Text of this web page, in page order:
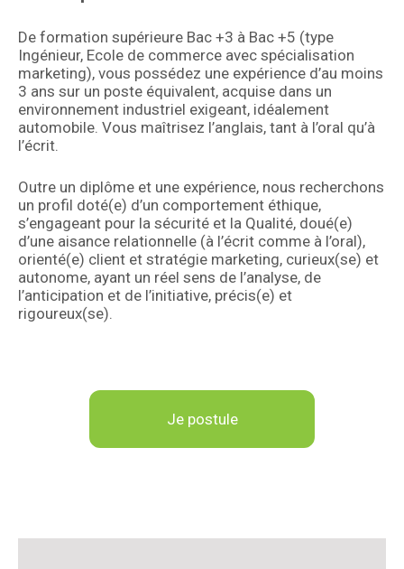
De formation supérieure Bac +3 à Bac +5 (type
Ingénieur, Ecole de commerce avec spécialisation
marketing), vous possédez une expérience d’au moins
3 ans sur un poste équivalent, acquise dans un
environnement industriel exigeant, idéalement
automobile. Vous maîtrisez l’anglais, tant à l’oral qu’à
l’écrit.
Outre un diplôme et une expérience, nous recherchons
un profil doté(e) d’un comportement éthique,
s’engageant pour la sécurité et la Qualité, doué(e)
d’une aisance relationnelle (à l’écrit comme à l’oral),
orienté(e) client et stratégie marketing, curieux(se) et
autonome, ayant un réel sens de l’analyse, de
l’anticipation et de l’initiative, précis(e) et
rigoureux(se).
Je postule